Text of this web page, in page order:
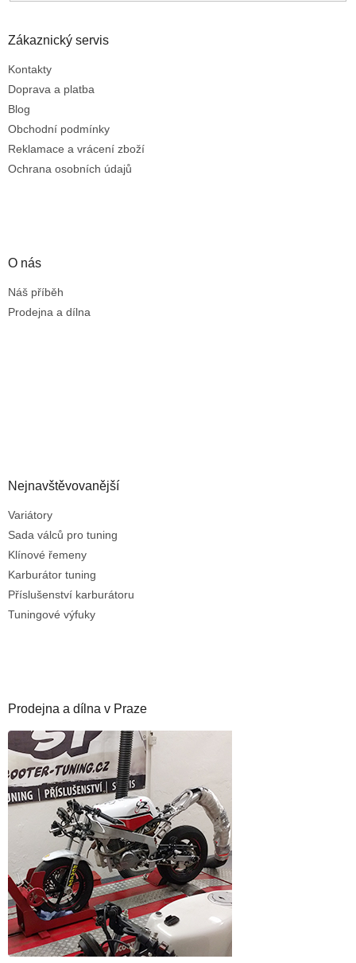
Zákaznický servis
Kontakty
Doprava a platba
Blog
Obchodní podmínky
Reklamace a vrácení zboží
Ochrana osobních údajů
O nás
Náš příběh
Prodejna a dílna
Nejnavštěvovanější
Variátory
Sada válců pro tuning
Klínové řemeny
Karburátor tuning
Příslušenství karburátoru
Tuningové výfuky
Prodejna a dílna v Praze